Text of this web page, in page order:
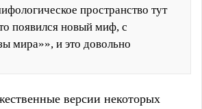
пространство тут
появился новый миф, с
мира»», и это довольно
версии некоторых